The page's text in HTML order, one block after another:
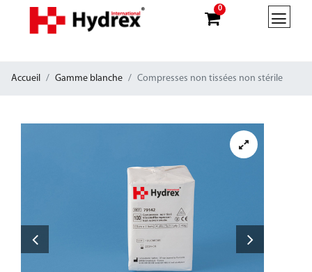
0
Accueil Gamme blanche Compresses non tissées non stérile